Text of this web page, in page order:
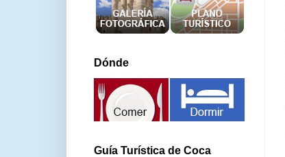
Dónde
Guía Turística de Coca